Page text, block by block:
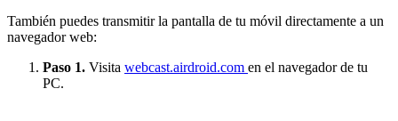
También puedes transmitir la pantalla de tu móvil directamente a un
navegador web:
Paso 1. Visita webcast.airdroid.com en el navegador de tu
PC.